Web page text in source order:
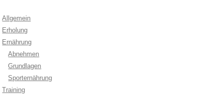
Allgemein
Erholung
Ernährung
Abnehmen
Grundlagen
Sporternährung
Training